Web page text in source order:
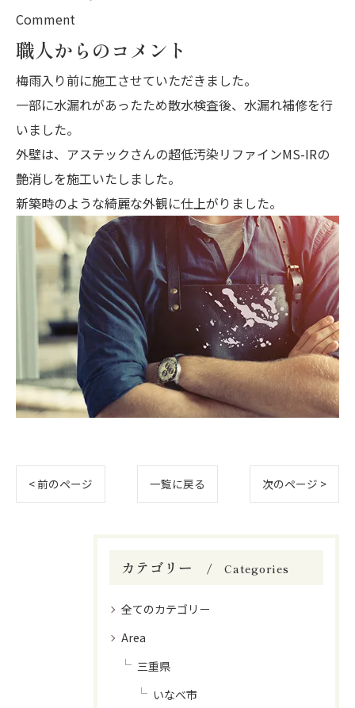
Comment
職人からのコメント
梅雨入り前に施工させていただきました。
一部に水漏れがあったため散水検査後、水漏れ補修を行
いました。
外壁は、アステックさんの超低汚染リファインMS-IRの
艶消しを施工いたしました。
新築時のような綺麗な外観に仕上がりました。
< 前のページ 一覧に戻る 次のページ >
カテゴリー Categories
全てのカテゴリー
Area
三重県
いなべ市